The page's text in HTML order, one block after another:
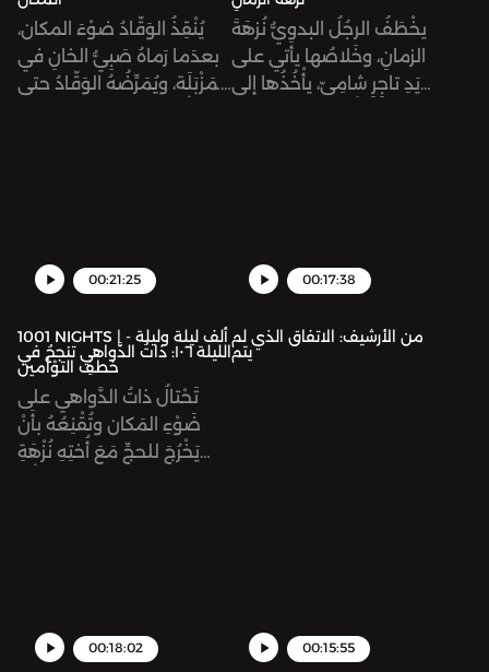
يُنْقِذُ الوَقّادُ ضوْءَ المكان،
بعدَما رَماهُ صَبِيُّ الخانِ في
المَزْبَلَة، ويُمَرِّضُهُ الوَقّادُ حتى
يخْطَفُ الرجُلُ البدوِيُّ نُزهَةَ
الزمانِ، وخَلاصُها يأتي على
يَدِ تاجِرٍ شامِيّ، يأْخُذُها إلى
00:21:25
1001 NIGHTS | ألف ليلة وليلة -
الليلة ١٠٦: ذاتُ الدَّواهي تنجحُ في
خطفِ التوْأمين
تَحْتالُ ذاتُ الدَّواهي على
ضَوْءِ المَكان وتُقْنِعُهُ بأَنْ
يَخْرُجَ للحجِّ مَعَ أُختِهِ نُزْهَةِ
00:17:38
من الأرشيف: الاتفاق الذي لم
يتم
00:18:02 00:15:55